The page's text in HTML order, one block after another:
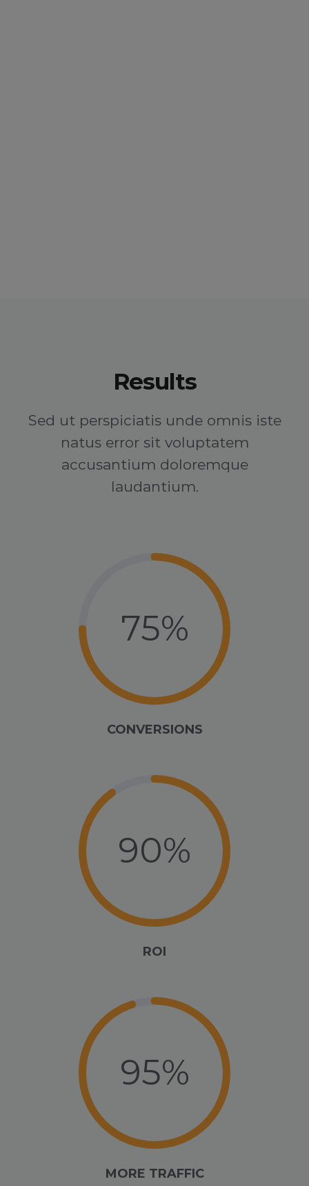
Results
Sed ut perspiciatis unde omnis iste
natus error sit voluptatem
accusantium doloremque
laudantium.
75%
CONVERSIONS
90%
ROI
95%
MORE TRAFFIC